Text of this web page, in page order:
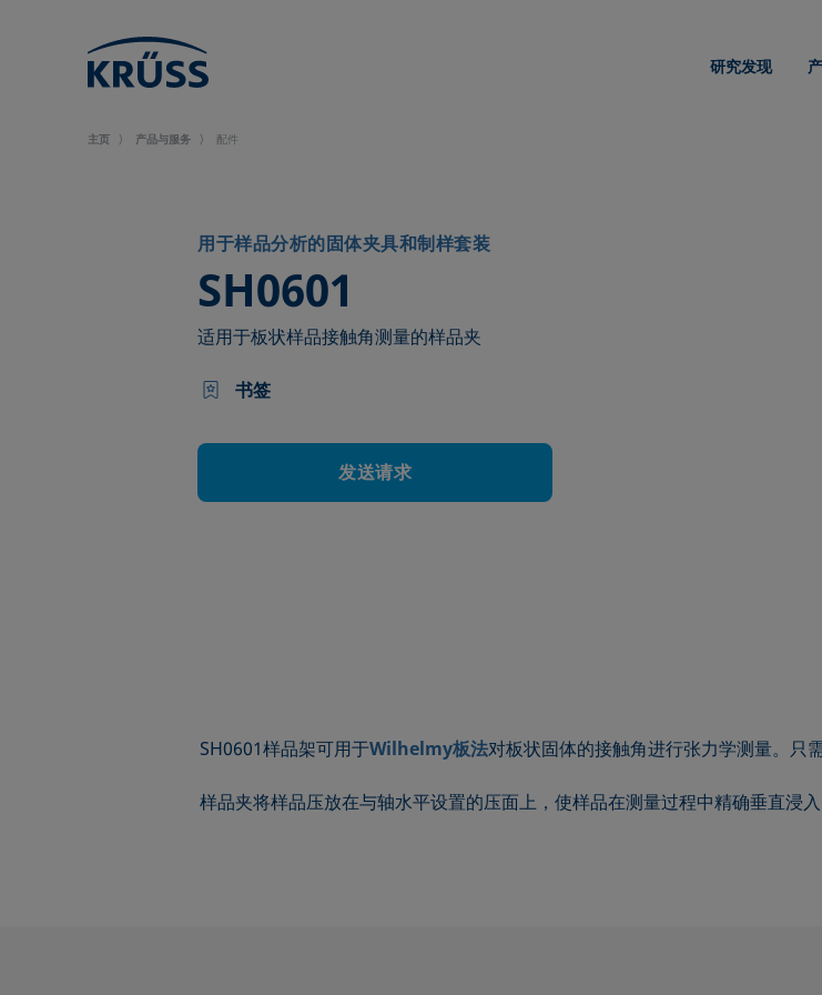
研究发现
主页 产品与服务 配件
用于样品分析的固体夹具和制样套装
SH0601
–
适用于板状样品接触角测量的样品夹
书签
发送请求
SH0601样品架可用于Wilhelmy板法对板状固体的接触角进行张力学测量。只
样品夹将样品压放在与轴水平设置的压面上，使样品在测量过程中精确垂直浸